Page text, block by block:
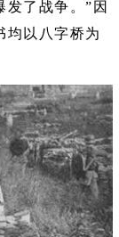
了战争。”因
均以八字桥为